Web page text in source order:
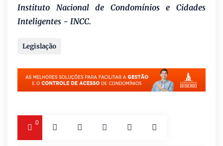
Instituto Nacional de Condomínios e Cidades
Inteligentes - INCC.
Legislação
0